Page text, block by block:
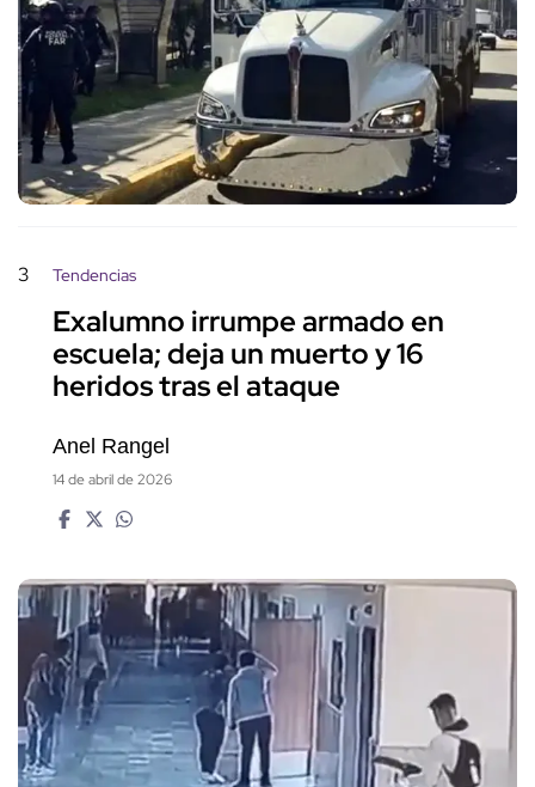
3 Tendencias
Exalumno irrumpe armado en
escuela; deja un muerto y 16
heridos tras el ataque
Anel Rangel
14 de abril de 2026